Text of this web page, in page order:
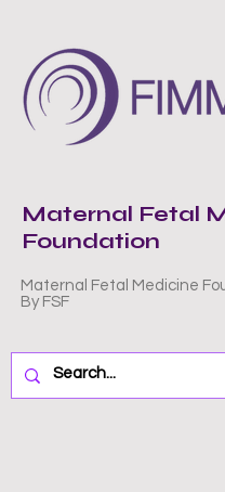
Maternal Fetal
Foundation
Maternal Fetal Medicine
By FSF